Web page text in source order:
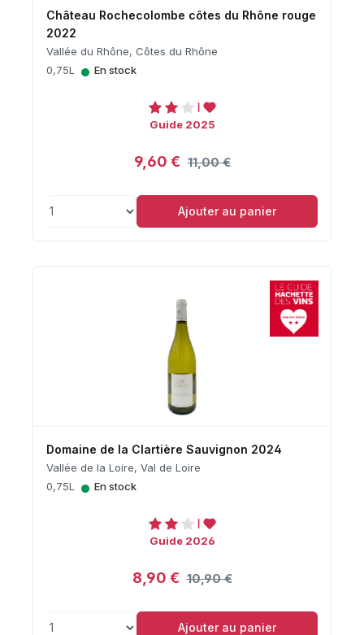
Château Rochecolombe côtes du Rhône rouge
2022
Vallée du Rhône, Côtes du Rhône
0,75L
• En stock
Guide 2025
9,60 € 11,00 €
Ajouter au panier
Domaine de la Clartière Sauvignon 2024
Vallée de la Loire, Val de Loire
0,75L
• En stock
Guide 2026
8,90 € 10,90 €
Ajouter au panier